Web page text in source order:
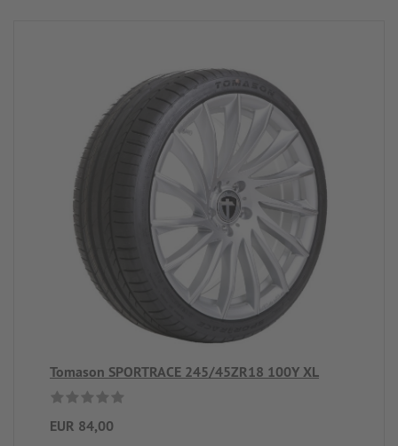
Tomason SPORTRACE 245/45ZR18 100Y XL
EUR 84,00